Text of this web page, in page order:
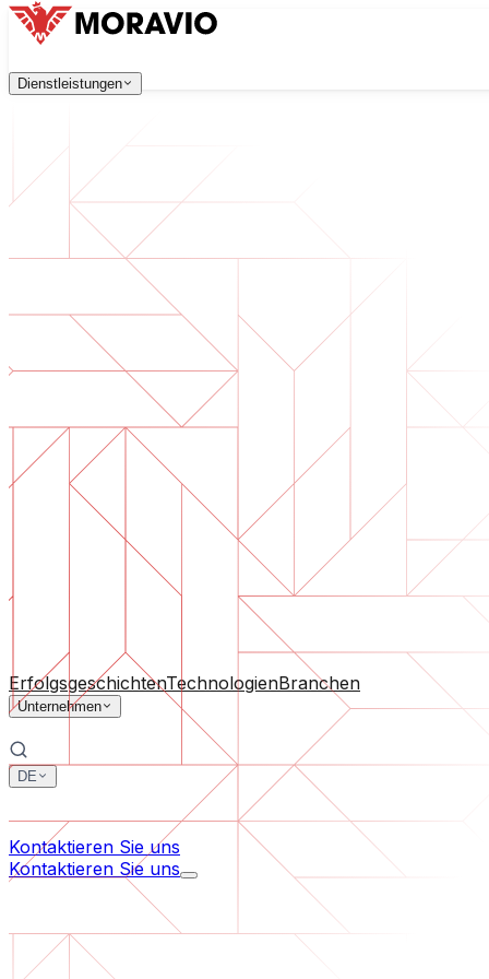
Dienstleistungen
Softwareentwicklung
Webanwendungen, die skalierbar, sicher und
Digitale Transformation
Digitalisieren Sie Ihr Unternehmen. Bereiten Sie sich auf
KI-Softwareentwicklung
Maßgeschneiderte KI-Tools, integriert in Ihre Prozesse.
Produktentwicklung
Von der Idee zum fertigen Produkt — Design,
Technische Due Diligence
Qualitätsbewertung und Risikoidentifikation in Ihrer
Software-Support
Laufende Wartung oder Rettung eines Projekts, das aus
Nach Unternehmensgröße
Für mittelständische Unternehmen
Alle Dienstleistungen
ErfolgsgeschichtenTechnologienBranchen
Unternehmen
DE
Kontaktieren Sie uns
Kontaktieren Sie uns
English
Kontaktieren Sie uns